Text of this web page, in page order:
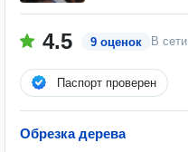
4.5 9 оценок В сети
Паспорт проверен
Обрезка дерева